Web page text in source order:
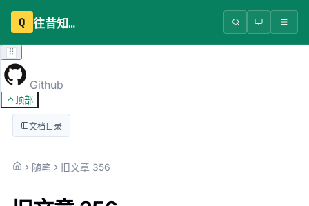
Q 往昔知识库
Github
顶部
文档目录
随笔 旧文章 356